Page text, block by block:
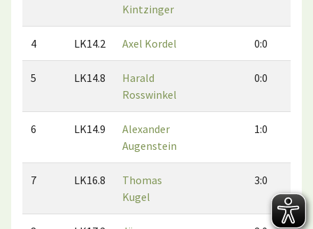
Kintzinger
4 LK14.2 Axel Kordel 0:0
5 LK14.8
Harald
Rosswinkel
0:0
6 LK14.9
Alexander
Augenstein
1:0
7 LK16.8
Thomas
Kugel
3:0